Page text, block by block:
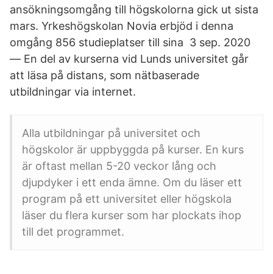
ansökningsomgång till högskolorna gick ut sista
mars. Yrkeshögskolan Novia erbjöd i denna
omgång 856 studieplatser till sina 3 sep. 2020
— En del av kurserna vid Lunds universitet går
att läsa på distans, som nätbaserade
utbildningar via internet.
Alla utbildningar på universitet och
högskolor är uppbyggda på kurser. En kurs
är oftast mellan 5-20 veckor lång och
djupdyker i ett enda ämne. Om du läser ett
program på ett universitet eller högskola
läser du flera kurser som har plockats ihop
till det programmet.